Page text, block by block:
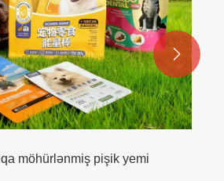
möhürlənmiş pişik yemi
